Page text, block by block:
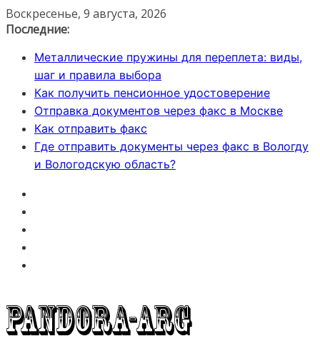
Перейти
к
Воскресенье, 9 августа, 2026
Последние:
Металлические пружины для переплета: виды,
шаг и правила выбора
Как получить пенсионное удостоверение
Отправка документов через факс в Москве
Как отправить факс
Где отправить документы через факс в Вологду
и Вологодскую область?